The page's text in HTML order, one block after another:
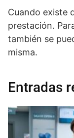
Cuando existe
prestación.
también se
misma.
Entradas